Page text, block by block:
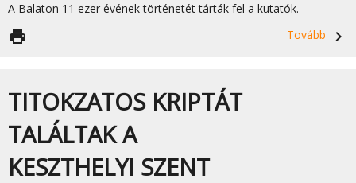
A Balaton 11 ezer évének történetét tárták fel a kutatók.
Tovább
navigate_next
print
TITOKZATOS KRIPTÁT
TALÁLTAK A
KESZTHELYI SZENT